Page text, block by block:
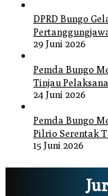
DPRD Bungo
29 Juni 2026
Pemda Bungo
Tinjau
24 Juni 2026
Pemda Bungo
Pilrio Serentak
15 Juni 2026